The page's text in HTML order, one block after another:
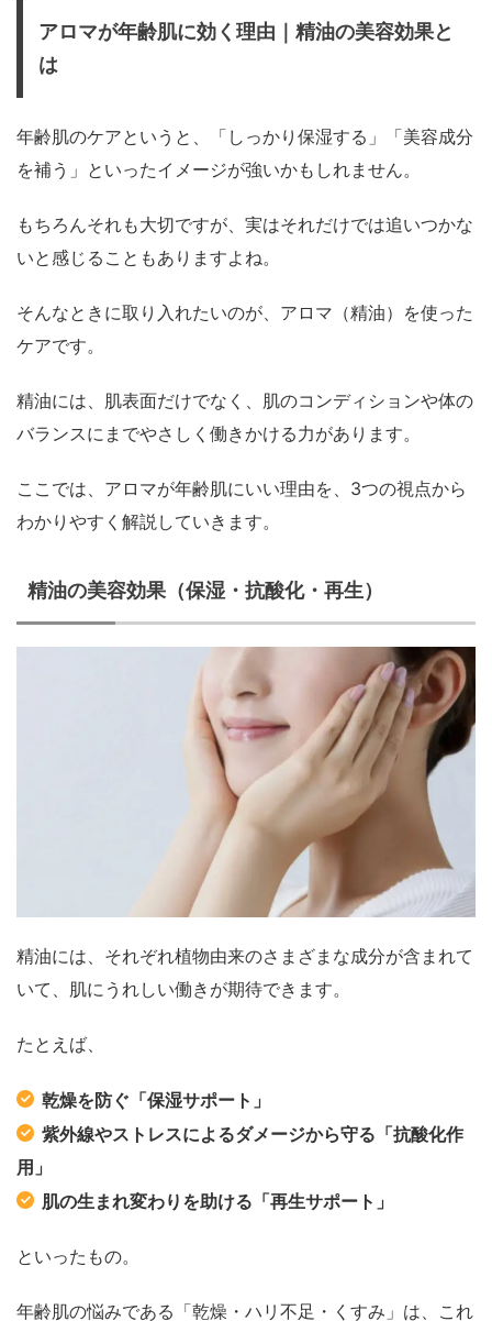
アロマが年齢肌に効く理由｜精油の美容効果と
は
年齢肌のケアというと、「しっかり保湿する」「美容成分
を補う」といったイメージが強いかもしれません。
もちろんそれも大切ですが、実はそれだけでは追いつかな
いと感じることもありますよね。
そんなときに取り入れたいのが、アロマ（精油）を使った
ケアです。
精油には、肌表面だけでなく、肌のコンディションや体の
バランスにまでやさしく働きかける力があります。
ここでは、アロマが年齢肌にいい理由を、3つの視点から
わかりやすく解説していきます。
精油の美容効果（保湿・抗酸化・再生）
精油には、それぞれ植物由来のさまざまな成分が含まれて
いて、肌にうれしい働きが期待できます。
たとえば、
乾燥を防ぐ「保湿サポート」
紫外線やストレスによるダメージから守る「抗酸化作
用」
肌の生まれ変わりを助ける「再生サポート」
といったもの。
年齢肌の悩みである「乾燥・ハリ不足・くすみ」は、これ